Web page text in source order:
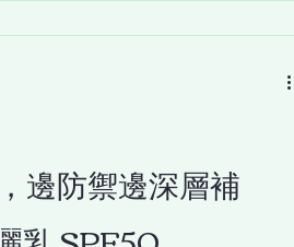
單純的化妝水或精華，而是一瓶能為
的「平衡修復凝露」。 為什麼肌膚需
處於乾燥、微敏的不穩定狀態時，
僅吸收效果打折，更可能引發不
是通往健康發光肌的不二法門。 ICD
，實現深度平衡 1. 大馬士革玫瑰純
邊防禦邊深層補